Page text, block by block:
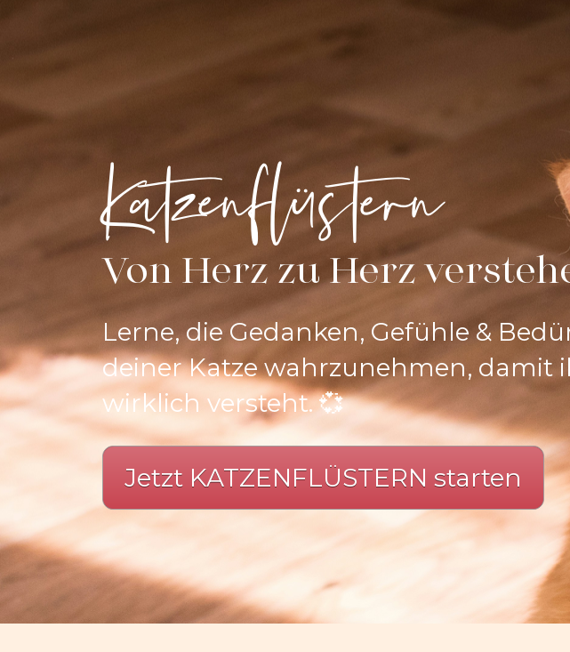
Katzenflüstern
Von Herz zu Herz
Lerne, die Gedanken, Gefühle &
deiner Katze wahrzunehmen, damit
wirklich versteht. 💞
Jetzt KATZENFLÜSTERN starten